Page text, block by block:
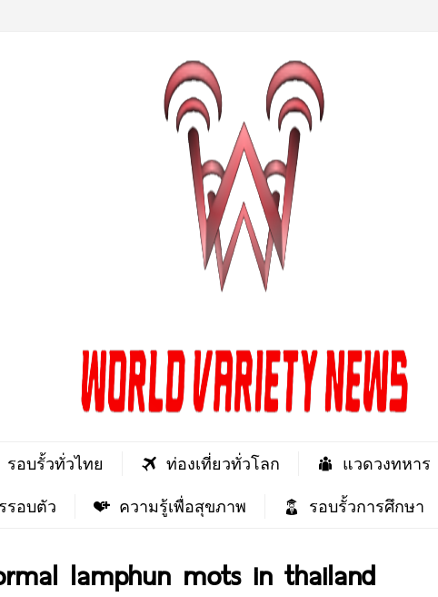
รอบรั้วทั่วไทย ท่องเที่ยวทั่วโลก แวดวงทหาร
รอบตัว ความรู้เพื่อสุขภาพ รอบรั้วการศึกษา
lamphun mots in thailand